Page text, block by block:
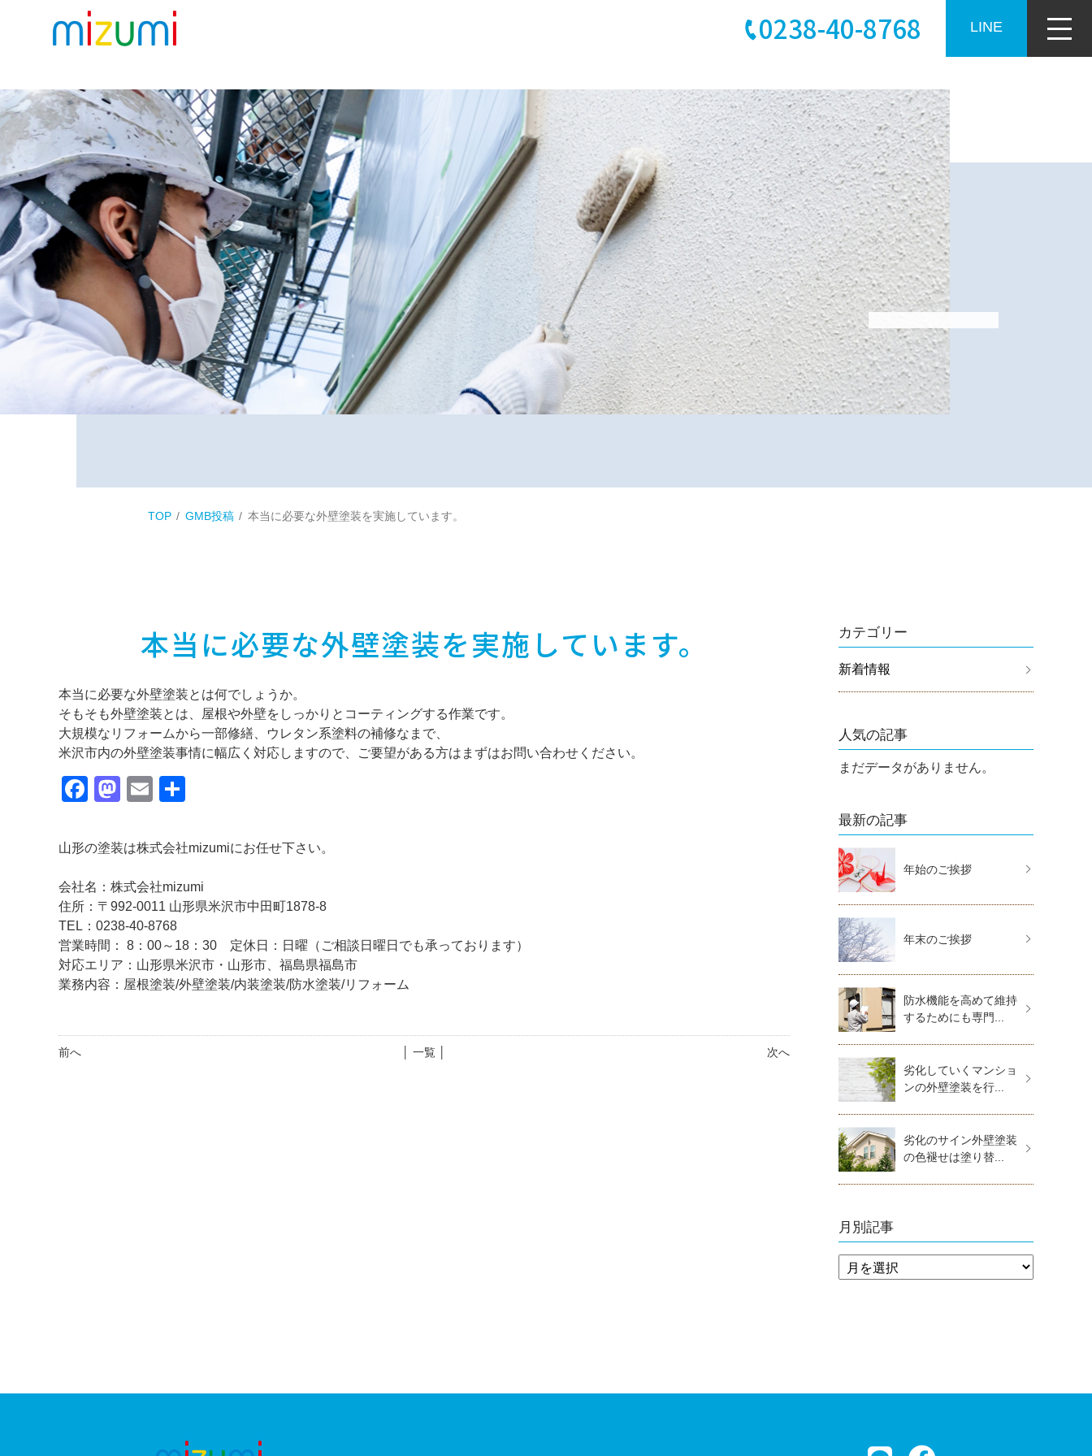
0238-40-8768 LINE
TOP GMB投稿 本当に必要な外壁塗装を実施しています。
本当に必要な外壁塗装を実施しています。
本当に必要な外壁塗装とは何でしょうか。
そもそも外壁塗装とは、屋根や外壁をしっかりとコーティングする作業です。
大規模なリフォームから一部修繕、ウレタン系塗料の補修なまで、
米沢市内の外壁塗装事情に幅広く対応しますので、ご要望がある方はまずはお問い合わせください。
Facebook
Mastodon
Email
山形の塗装は株式会社mizumiにお任せ下さい。
会社名：株式会社mizumi
住所：〒992-0011 山形県米沢市中田町1878-8
TEL：0238-40-8768
営業時間： 8：00～18：30 定休日：日曜（ご相談日曜日でも承っております）
対応エリア：山形県米沢市・山形市、福島県福島市
業務内容：屋根塗装/外壁塗装/内装塗装/防水塗装/リフォーム
前へ 次へ
│ 一覧 │
カテゴリー
新着情報
人気の記事
まだデータがありません。
最新の記事
年始のご挨拶
年末のご挨拶
防水機能を高めて維持
するためにも専門...
劣化していくマンショ
ンの外壁塗装を行...
劣化のサイン外壁塗装
の色褪せは塗り替...
月別記事